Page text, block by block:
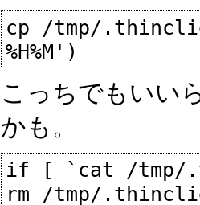
cp /tmp/
こっちでもいい
かも。
if [ `cat /tmp/
rm /tmp/